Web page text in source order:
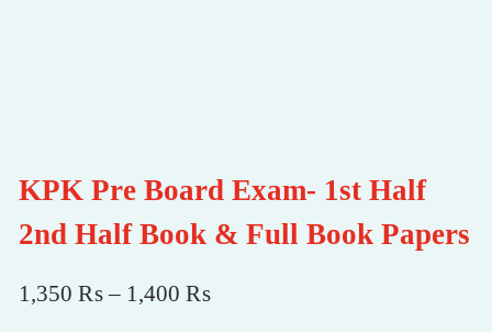
KPK Pre Board Exam- 1st Half
2nd Half Book & Full Book Papers
1,350 ₨ – 1,400 ₨Price